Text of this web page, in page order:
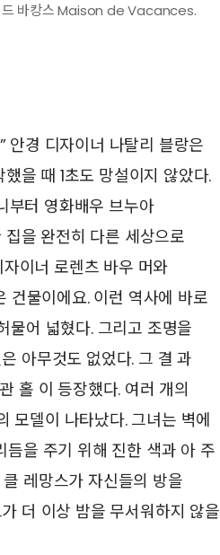
드 바캉스 Maison de Vacances.
안경 디자이너 나탈리 블랑은
을 때 1초도 망설이지 않았다.
부터 영화배우 브누아
을 완전히 다른 세상으로
이너 로렌츠 바우 머와
건물이에요. 이런 역사에 바로
물어 넓혔다. 그리고 조명을
아무것도 없었다. 그 결 과
홀 이 등장했다. 여러 개의
모델이 나타났다. 그녀는 벽에
듬을 주기 위해 진한 색과 아 주
레망스가 자신들의 방을
더 이상 밤을 무서워하지 않을